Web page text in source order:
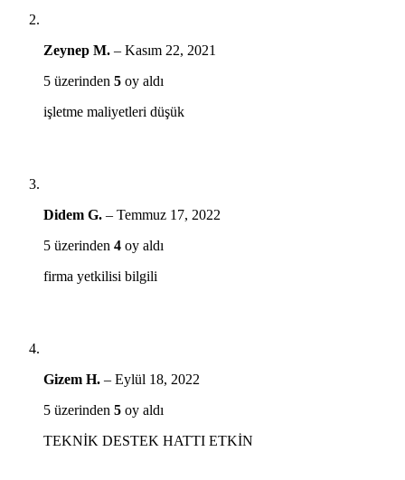
Zeynep M. – Kasım 22, 2021
5 üzerinden 5 oy aldı
işletme maliyetleri düşük
Didem G. – Temmuz 17, 2022
5 üzerinden 4 oy aldı
firma yetkilisi bilgili
Gizem H. – Eylül 18, 2022
5 üzerinden 5 oy aldı
TEKNİK DESTEK HATTI ETKİN